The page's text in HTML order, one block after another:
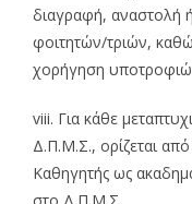
διαγραφή, αναστολή
φοιτητών/τριών,
χορήγηση
viii. Για κάθε
Δ.Π.Μ.Σ., ορίζεται
Καθηγητής ως